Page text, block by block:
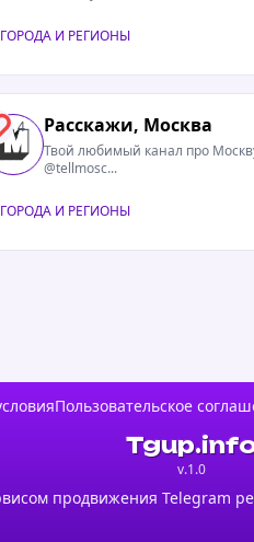
ГОРОДА И РЕГИОНЫ
4 Расскажи, Москва
Твой любимый канал про
@tellmosc...
ГОРОДА И РЕГИОНЫ
Пользовательское
v.1.0
продвижения Telegram